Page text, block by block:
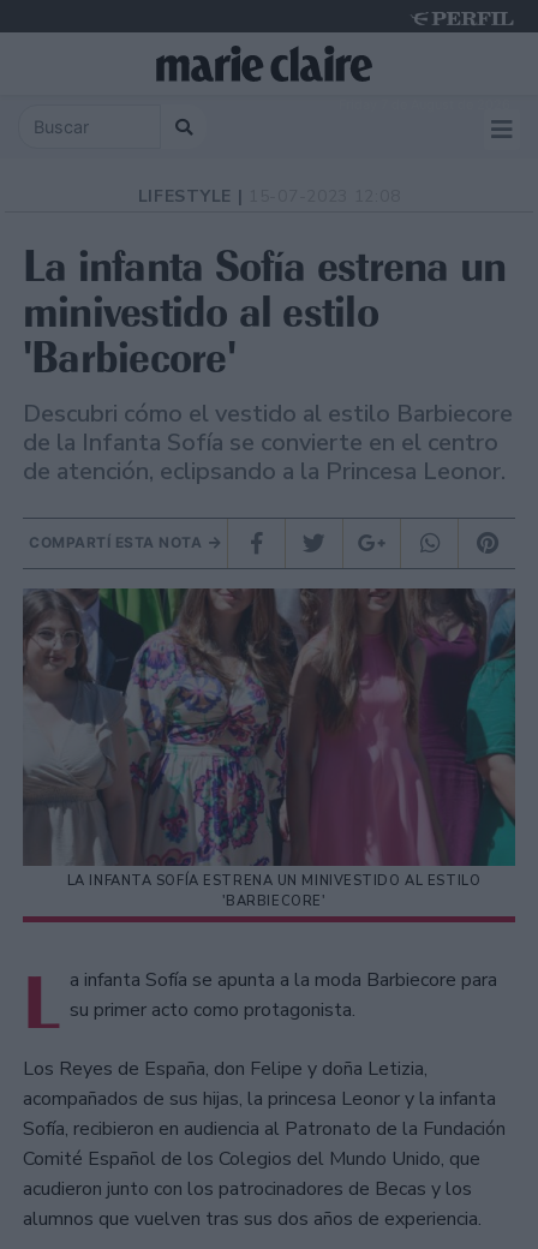
LIFESTYLE |
La infanta Sofía estrena un
minivestido al estilo
'Barbiecore'
Descubri cómo el vestido al estilo Barbiecore
de la Infanta Sofía se convierte en el centro
de atención, eclipsando a la Princesa Leonor.
COMPARTÍ ESTA NOTA
LA INFANTA SOFÍA ESTRENA UN MINIVESTIDO AL ESTILO
'BARBIECORE'
L a infanta Sofía se apunta a la moda Barbiecore para
su primer acto como protagonista.
​Los Reyes de España, don Felipe y doña Letizia,
acompañados de sus hijas, la princesa Leonor y la infanta
Sofía, recibieron en audiencia al Patronato de la Fundación
Comité Español de los Colegios del Mundo Unido, que
acudieron junto con los patrocinadores de Becas y los
alumnos que vuelven tras sus dos años de experiencia.